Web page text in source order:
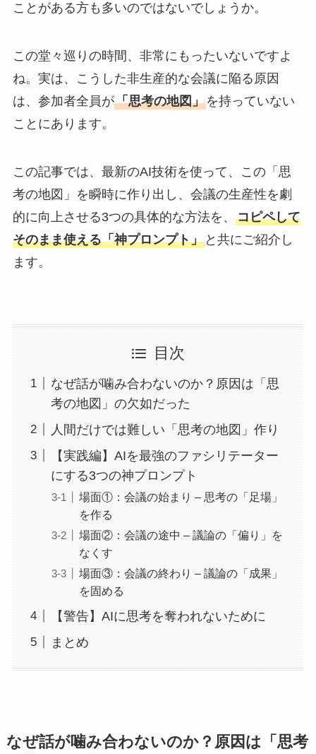
ことがある方も多いのではないでしょうか。
この堂々巡りの時間、非常にもったいないですよ
ね。実は、こうした非生産的な会議に陥る原因
は、参加者全員が「思考の地図」を持っていない
ことにあります。
この記事では、最新のAI技術を使って、この「思
考の地図」を瞬時に作り出し、会議の生産性を劇
的に向上させる3つの具体的な方法を、 コピペして
そのまま使える「神プロンプト」と共にご紹介し
ます。
目次
なぜ話が噛み合わないのか？原因は「思
考の地図」の欠如だった
人間だけでは難しい「思考の地図」作り
【実践編】AIを最強のファシリテーター
にする3つの神プロンプト
場面①：会議の始まり – 思考の「足場」
を作る
場面②：会議の途中 – 議論の「偏り」を
なくす
場面③：会議の終わり – 議論の「成果」
を固める
【警告】AIに思考を奪われないために
まとめ
なぜ話が噛み合わないのか？原因は「思考